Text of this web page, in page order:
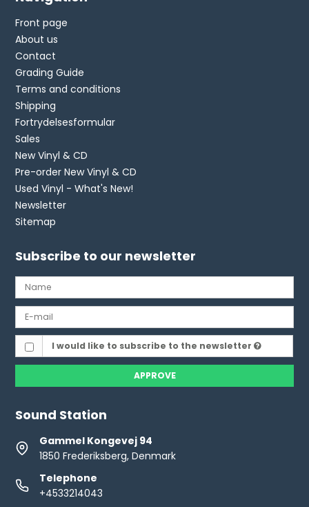
Front page
About us
Contact
Grading Guide
Terms and conditions
Shipping
Fortrydelsesformular
Sales
New Vinyl & CD
Pre-order New Vinyl & CD
Used Vinyl - What's New!
Newsletter
Sitemap
Subscribe to our newsletter
I would like to subscribe to the newsletter
APPROVE
Sound Station
Gammel Kongevej 94
1850 Frederiksberg, Denmark
Telephone
+4533214043